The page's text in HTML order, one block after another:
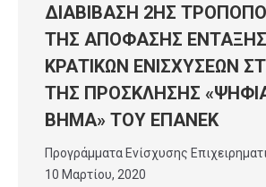
ΔΙΑΒΙΒΑΣΗ 2ΗΣ
ΤΗΣ ΑΠΟΦΑΣΗΣ
ΚΡΑΤΙΚΩΝ ΕΝΙΣΧΥΣΕΩΝ
ΤΗΣ ΠΡΟΣΚΛΗΣΗΣ
ΒΗΜΑ» ΤΟΥ ΕΠΑΝΕΚ
Προγράμματα Ενίσχυσης
10 Μαρτίου, 2020